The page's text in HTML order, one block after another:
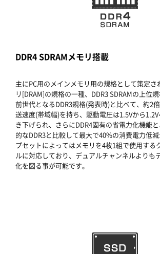
DDR4 SDRAMメモリ搭載
主にPC用のメインメモリ用の規格として策定さ
リ[DRAM]の規格の一種、DDR3 SDRAMの上位
前世代となるDDR3規格(発表時)と比べて、約2
送速度(帯域幅)を持ち、駆動電圧は1.5Vから
き下げられ、さらにDDR4固有の省電力化機能
的なDDR3と比較して最大で40%の消費電力低
プセットによってはメモリを4枚1組で使用する
ルに対応しており、デュアルチャンネルよりも
化を図る事が可能です。